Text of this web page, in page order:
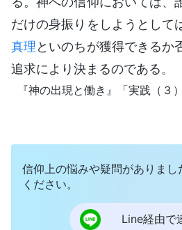
だけの身振りをしようとして
真理といのちが獲得できるか
追求により決まるのである。
『神の出現と働き』「実践（３
信仰上の悩みや疑問がありま
ください。
Line経由で